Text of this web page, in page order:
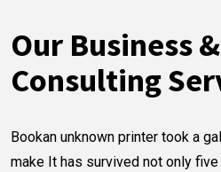
Our Business
Consulting
Bookan unknown printer took a
make It has survived not only